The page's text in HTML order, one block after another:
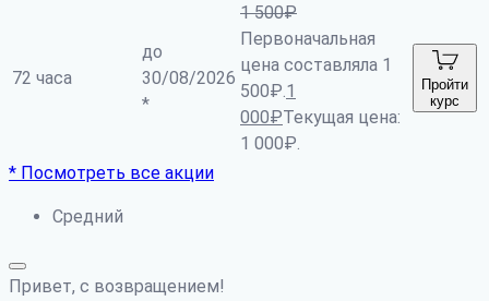
72 часа
до
30/08/2026
*
1 500₽
Первоначальная
цена составляла 1
500₽.1
000₽Текущая цена:
1 000₽.
Пройти
курс
* Посмотреть все акции
Средний
Привет, с возвращением!